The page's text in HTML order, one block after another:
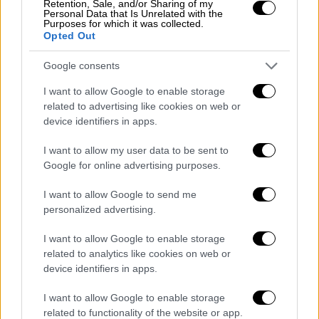
Retention, Sale, and/or Sharing of my
Personal Data that Is Unrelated with the
Purposes for which it was collected.
Opted Out
Google consents
I want to allow Google to enable storage
related to advertising like cookies on web or
device identifiers in apps.
I want to allow my user data to be sent to
Google for online advertising purposes.
I want to allow Google to send me
personalized advertising.
I want to allow Google to enable storage
related to analytics like cookies on web or
device identifiers in apps.
I want to allow Google to enable storage
related to functionality of the website or app.
στις 17:17 της ίδιας μέρας, δέχεται από
άγνωστο αριθμό μήνυμα στο κινητό του
τηλέφωνο με τον μολυσμένο σύνδεσμο.
Νοεμβρίου 2021 σε απογευματινή ώρα
δέχεται νέα επίθεση και πάλι από άγνωστο
κινητού του με το Predator. Στη
συγκεκριμένη μάλιστα περίπτωση, ο
σύνδεσμος στο μήνυμα ήταν ο ίδιος με τον
οποίο μολύνθηκε το κινητό του Θανάση
Κουκάκη και επιχειρήθηκε να μολυνθεί το
κινητό του Νίκου Ανδρουλάκη.
Τι λένε στον ΣΥΡΙΖΑ
«Αυτές οι εξελίξεις επιβεβαιώνουν τους